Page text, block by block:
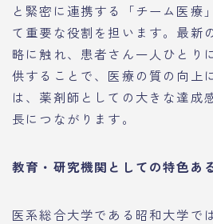
と緊密に連携する「チーム医療
て重要な役割を担います。最新
略に触れ、患者さん一人ひとり
供することで、医療の質の向上
は、薬剤師としての大きな達成
長につながります。
教育・研究機関としての特色あ
医系総合大学である昭和大学で